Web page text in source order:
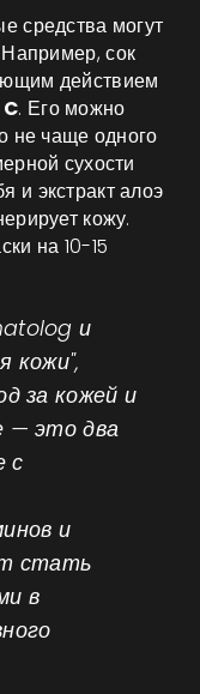
средства могут
сок
действием
. Его можно
не чаще одного
сухости
и экстракт алоэ
кожу.
на 10-15
и
кожи",
за кожей и
— это два
с
и
стать
в